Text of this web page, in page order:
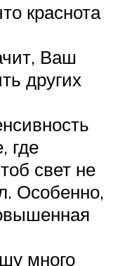
краснота
Ваш
других
где
свет не
Особенно,
много